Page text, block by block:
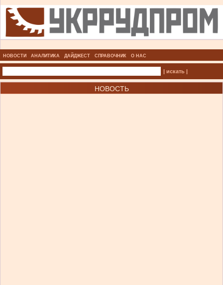
НОВОСТИ АНАЛИТИКА ДАЙДЖЕСТ СПРАВОЧНИК О НАС
| искать |
НОВОСТЬ